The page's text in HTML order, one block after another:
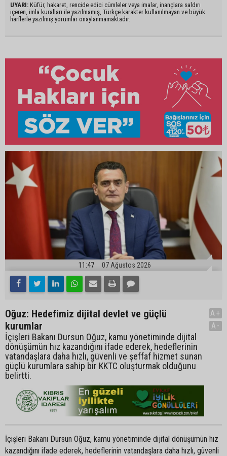
UYARI: Küfür, hakaret, rencide edici cümleler veya imalar, inançlara saldırı
içeren, imla kuralları ile yazılmamış, Türkçe karakter kullanılmayan ve büyük
harflerle yazılmış yorumlar onaylanmamaktadır.
11:47 07 Ağustos 2026
Oğuz: Hedefimiz dijital devlet ve güçlü
kurumlar
İçişleri Bakanı Dursun Oğuz, kamu yönetiminde dijital
dönüşümün hız kazandığını ifade ederek, hedeflerinin
vatandaşlara daha hızlı, güvenli ve şeffaf hizmet sunan
güçlü kurumlara sahip bir KKTC oluşturmak olduğunu
belirtti.
A+
A-
İçişleri Bakanı Dursun Oğuz, kamu yönetiminde dijital dönüşümün hız
kazandığını ifade ederek, hedeflerinin vatandaşlara daha hızlı, güvenli